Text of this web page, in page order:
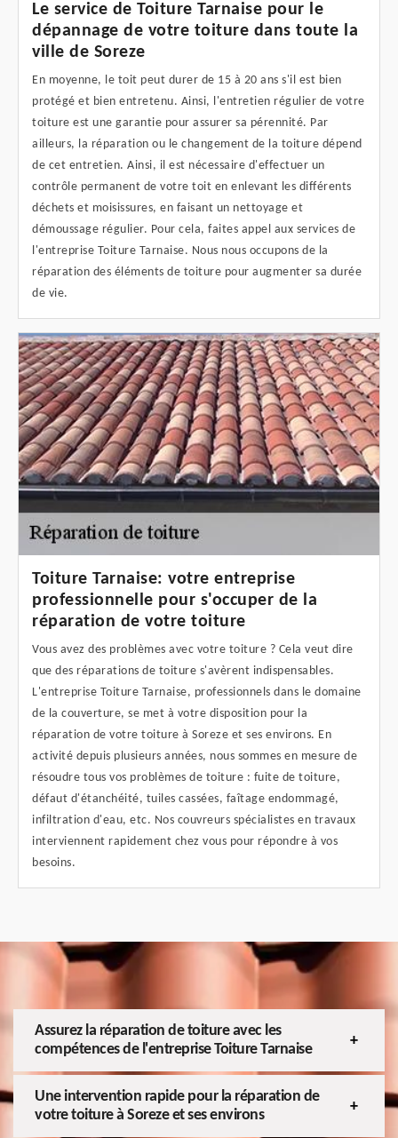
Le service de Toiture Tarnaise pour le
dépannage de votre toiture dans toute la
ville de Soreze
En moyenne, le toit peut durer de 15 à 20 ans s'il est bien
protégé et bien entretenu. Ainsi, l'entretien régulier de votre
toiture est une garantie pour assurer sa pérennité. Par
ailleurs, la réparation ou le changement de la toiture dépend
de cet entretien. Ainsi, il est nécessaire d'effectuer un
contrôle permanent de votre toit en enlevant les différents
déchets et moisissures, en faisant un nettoyage et
démoussage régulier. Pour cela, faites appel aux services de
l'entreprise Toiture Tarnaise. Nous nous occupons de la
réparation des éléments de toiture pour augmenter sa durée
de vie.
Toiture Tarnaise: votre entreprise
professionnelle pour s'occuper de la
réparation de votre toiture
Vous avez des problèmes avec votre toiture ? Cela veut dire
que des réparations de toiture s'avèrent indispensables.
L'entreprise Toiture Tarnaise, professionnels dans le domaine
de la couverture, se met à votre disposition pour la
réparation de votre toiture à Soreze et ses environs. En
activité depuis plusieurs années, nous sommes en mesure de
résoudre tous vos problèmes de toiture : fuite de toiture,
défaut d'étanchéité, tuiles cassées, faîtage endommagé,
infiltration d'eau, etc. Nos couvreurs spécialistes en travaux
interviennent rapidement chez vous pour répondre à vos
besoins.
Assurez la réparation de toiture avec les
compétences de l'entreprise Toiture Tarnaise
Une intervention rapide pour la réparation de
votre toiture à Soreze et ses environs